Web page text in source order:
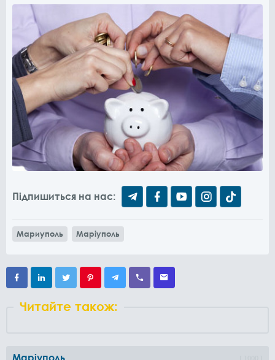
Підпишиться на нас:
Мариуполь Маріуполь
Читайте також:
Маріуполь